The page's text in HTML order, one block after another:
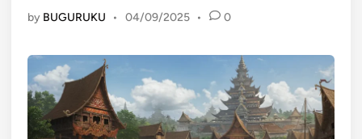
by BUGURUKU • 04/09/2025 • 0